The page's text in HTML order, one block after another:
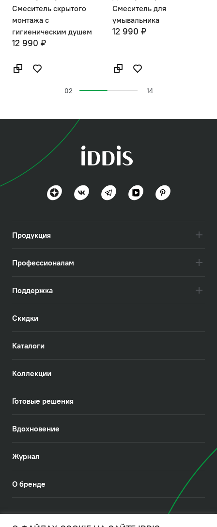
Смеситель скрытого
монтажа с
гигиеническим душем
12 990 ₽
Смеситель для
умывальника
12 990 ₽
02 14
Продукция
Профессионалам
Поддержка
Скидки
Каталоги
Коллекции
Готовые решения
Вдохновение
Журнал
О бренде